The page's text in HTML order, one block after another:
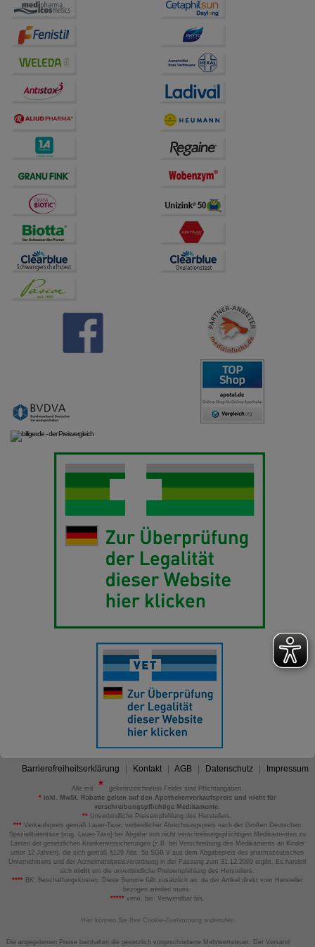
auf unserer Website aber auch die Werbung auf
Drittseiten möglichst relevant für Sie zu gestalten.
Bitte beachten Sie, dass Daten hierfür teilweise an
übertragen werden.
Barrierefreiheitserklärung Kontakt AGB Datenschutz Impressum
Alle mit
gekennzeichneten Felder sind Pflichtangaben.
*inkl. MwSt. Rabatte gelten auf den Apothekenverkaufspreis und nicht für
verschreibungspflichtige Medikamente.
** Unverbindliche Preisempfehlung des Herstellers.
*** Verkaufspreis gemäß Lauer-Taxe; verbindlicher Abrechnungspreis nach der Großen Deutschen
Spezialitätentaxe (sog. Lauer-Taxe) bei Abgabe von nicht verschreibungspflichtigen Medikamenten zu
Lasten der gesetzlichen Krankenversicherungen (z.B. bei Verschreibung des Medikaments an Kinder
unter 12 Jahren), die sich gemäß §129 Abs. 5a SGB V aus dem Abgabepreis des pharmazeutischen
Unternehmens und der Arzneimittelpreisverordnung in der Fassung zum 31.12.2003 ergibt. Es handelt
sich nicht um die unverbindliche Preisempfehlung des Herstellers.
****BK: Beschaffungskosten. Diese Summe fällt zusätzlich an, da der Artikel direkt vom Hersteller
bezogen werden muss.
*****verw. bis: Verwendbar bis.
Hier können Sie Ihre Cookie-Zustimmung widerrufen
Die angegebenen Preise beinhalten die gesetzlich vorgeschriebene Mehrwertsteuer. Der Versand